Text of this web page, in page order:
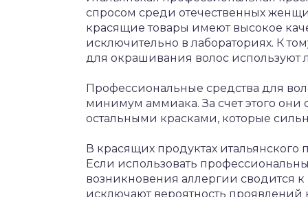
спросом среди отечественных
красящие товары имеют высокое
исключительно в лабораториях. К
для окрашивания волос
Профессиональные средства для
минимум аммиака. За счет этого
остальными красками, которые
В красящих продуктах итальянского
Если использовать
возникновения аллергии сводится
исключают вероятность